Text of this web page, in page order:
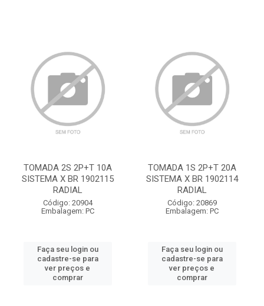
TOMADA 2S 2P+T 10A
SISTEMA X BR 1902115
RADIAL
Código: 20904
Embalagem: PC
Faça seu login ou
cadastre-se para
ver preços e
comprar
TOMADA 1S 2P+T 20A
SISTEMA X BR 1902114
RADIAL
Código: 20869
Embalagem: PC
Faça seu login ou
cadastre-se para
ver preços e
comprar